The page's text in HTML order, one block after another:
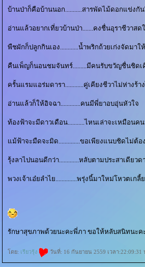
บ้านป่าก็คือบ้านนอก...........สารพัดไม้ดอกแข่งกัน
อ่านแล้วอยากเที่ยวบ้านป่า.......คงชื่นอุราชีวาสด
พืชผักก็ปลูกกินเอง............น้ำพริกถ้วยเก่งจัดมาใ
คืนเพ็ญก็นอนชมจันทร์.........มีคนรับขวัญชื่นชิดเ
ครั้นแรมแอร่มดารา............คู่เคียงชีวาไม่ห่างร้า
อ่านแล้วก็ให้อิจฉา.............คนมีพี่ยาอบอุ่นหัวใจ
ท้องฟ้าจะมีดาวเดือน...........ไหนเล่าจะเหมือนค
ม้ฟ้าจะมืดจะมิด..............ขอเพียงแนบชิดไม่ต้อ
รุ้งลาไปนอนดีกว่า.............หลับตามประสาเดียว
พวงเจ้าเอ๋ยลำไย..............พรุ่งนี้มาใหม่โหวตเก
รักษาสุขภาพด้วยนะคะพี่ภา ขอให้หลับสนิทนะค
ดย: เรียวรุ้ง วันที่: 16 กันยายน 2559 เวลา:22:09:31